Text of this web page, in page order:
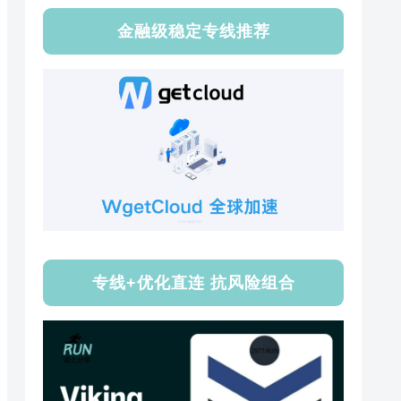
金融级稳定专线推荐
专线+优化直连 抗风险组合